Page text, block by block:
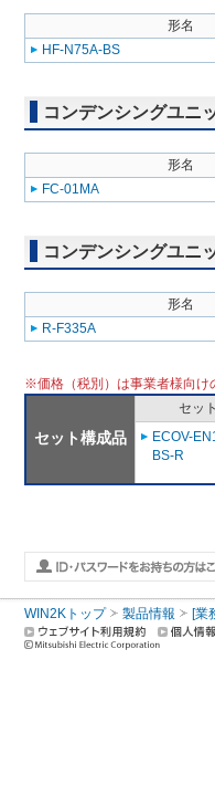
形名
HF-N75A-BS
コンデンシングユニ
形名
FC-01MA
コンデンシングユニ
形名
R-F335A
※価格（税別）は事業者様向け
セット構成品
セッ
ECOV-
BS-R
WIN2Kトップ 製品情報 [業